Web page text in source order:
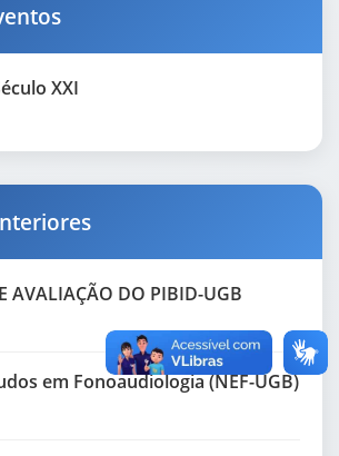
XXI
AVALIAÇÃO DO PIBID-UGB
em Fonoaudiologia (NEF-UGB)